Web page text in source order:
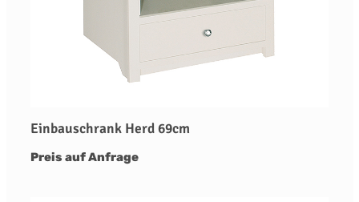
Einbauschrank Herd 69cm
Preis auf Anfrage